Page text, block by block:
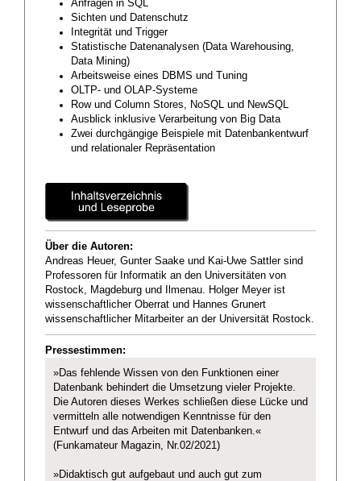
Anfragen in SQL
Sichten und Datenschutz
Integrität und Trigger
Statistische Datenanalysen (Data Warehousing,
Data Mining)
Arbeitsweise eines DBMS und Tuning
OLTP- und OLAP-Systeme
Row und Column Stores, NoSQL und NewSQL
Ausblick inklusive Verarbeitung von Big Data
Zwei durchgängige Beispiele mit Datenbankentwurf
und relationaler Repräsentation
Über die Autoren:
Andreas Heuer, Gunter Saake und Kai-Uwe Sattler sind
Professoren für Informatik an den Universitäten von
Rostock, Magdeburg und Ilmenau. Holger Meyer ist
wissenschaftlicher Oberrat und Hannes Grunert
wissenschaftlicher Mitarbeiter an der Universität Rostock.
Pressestimmen:
»Das fehlende Wissen von den Funktionen einer
Datenbank behindert die Umsetzung vieler Projekte.
Die Autoren dieses Werkes schließen diese Lücke und
vermitteln alle notwendigen Kenntnisse für den
Entwurf und das Arbeiten mit Datenbanken.«
(Funkamateur Magazin, Nr.02/2021)
»Didaktisch gut aufgebaut und auch gut zum